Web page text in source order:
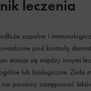
leczenia
zapalne i
pod kontrolą
stosuje się między innymi
lub biologiczne. Zioła
nie powinny zastępować